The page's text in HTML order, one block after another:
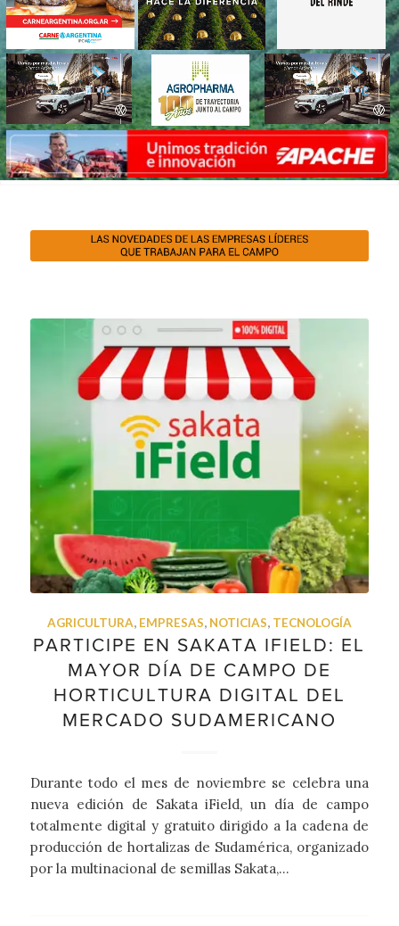
AGRICULTURA, EMPRESAS, NOTICIAS, TECNOLOGÍA
PARTICIPE EN SAKATA IFIELD: EL
MAYOR DÍA DE CAMPO DE
HORTICULTURA DIGITAL DEL
MERCADO SUDAMERICANO
Durante todo el mes de noviembre se celebra una
nueva edición de Sakata iField, un día de campo
totalmente digital y gratuito dirigido a la cadena de
producción de hortalizas de Sudamérica, organizado
por la multinacional de semillas Sakata,…